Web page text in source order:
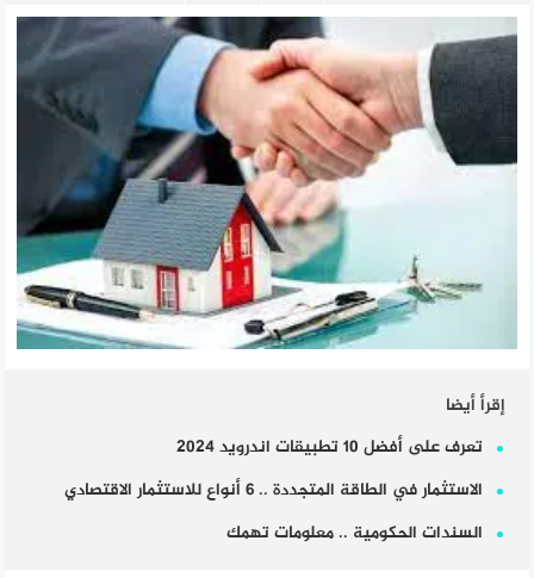
إقرأ أيضا
تعرف على أفضل 10 تطبيقات اندرويد 2024
الاستثمار في الطاقة المتجددة .. 6 أنواع للاستثمار الاقتصادي
السندات الحكومية .. معلومات تهمك